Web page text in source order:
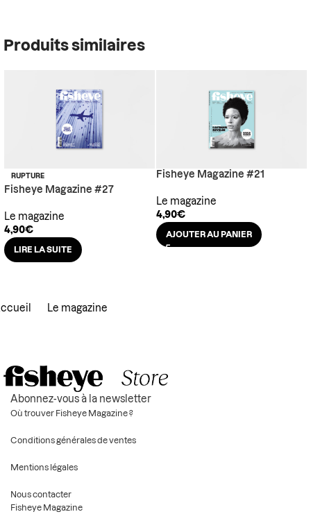
Produits similaires
RUPTURE
Fisheye Magazine #27
Le magazine
4,90€
LIRE LA SUITE
Fisheye Magazine #21
Le magazine
4,90€
AJOUTER AU PANIER
Le magazine
Abonnez-vous à la newsletter
Où trouver Fisheye Magazine ?
Conditions générales de ventes
Mentions légales
Nous contacter
Fisheye Magazine